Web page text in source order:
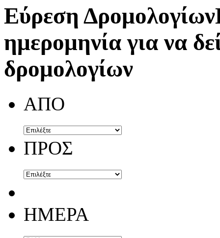
Εύρεση Δρομολογίων
ημερομηνία για να
δρομολογίων
ΑΠΟ
ΠΡΟΣ
ΗΜΕΡΑ